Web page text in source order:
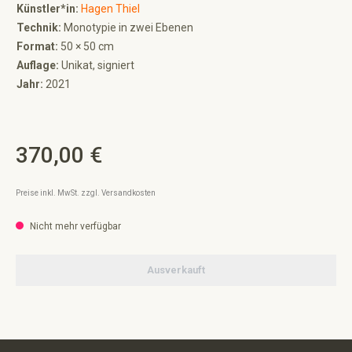
Künstler*in: Hagen Thiel
Technik: Monotypie in zwei Ebenen
Format: 50 × 50 cm
Auflage: Unikat, signiert
Jahr: 2021
Regulärer Preis:
370,00 €
Preise inkl. MwSt. zzgl. Versandkosten
Nicht mehr verfügbar
Ausverkauft